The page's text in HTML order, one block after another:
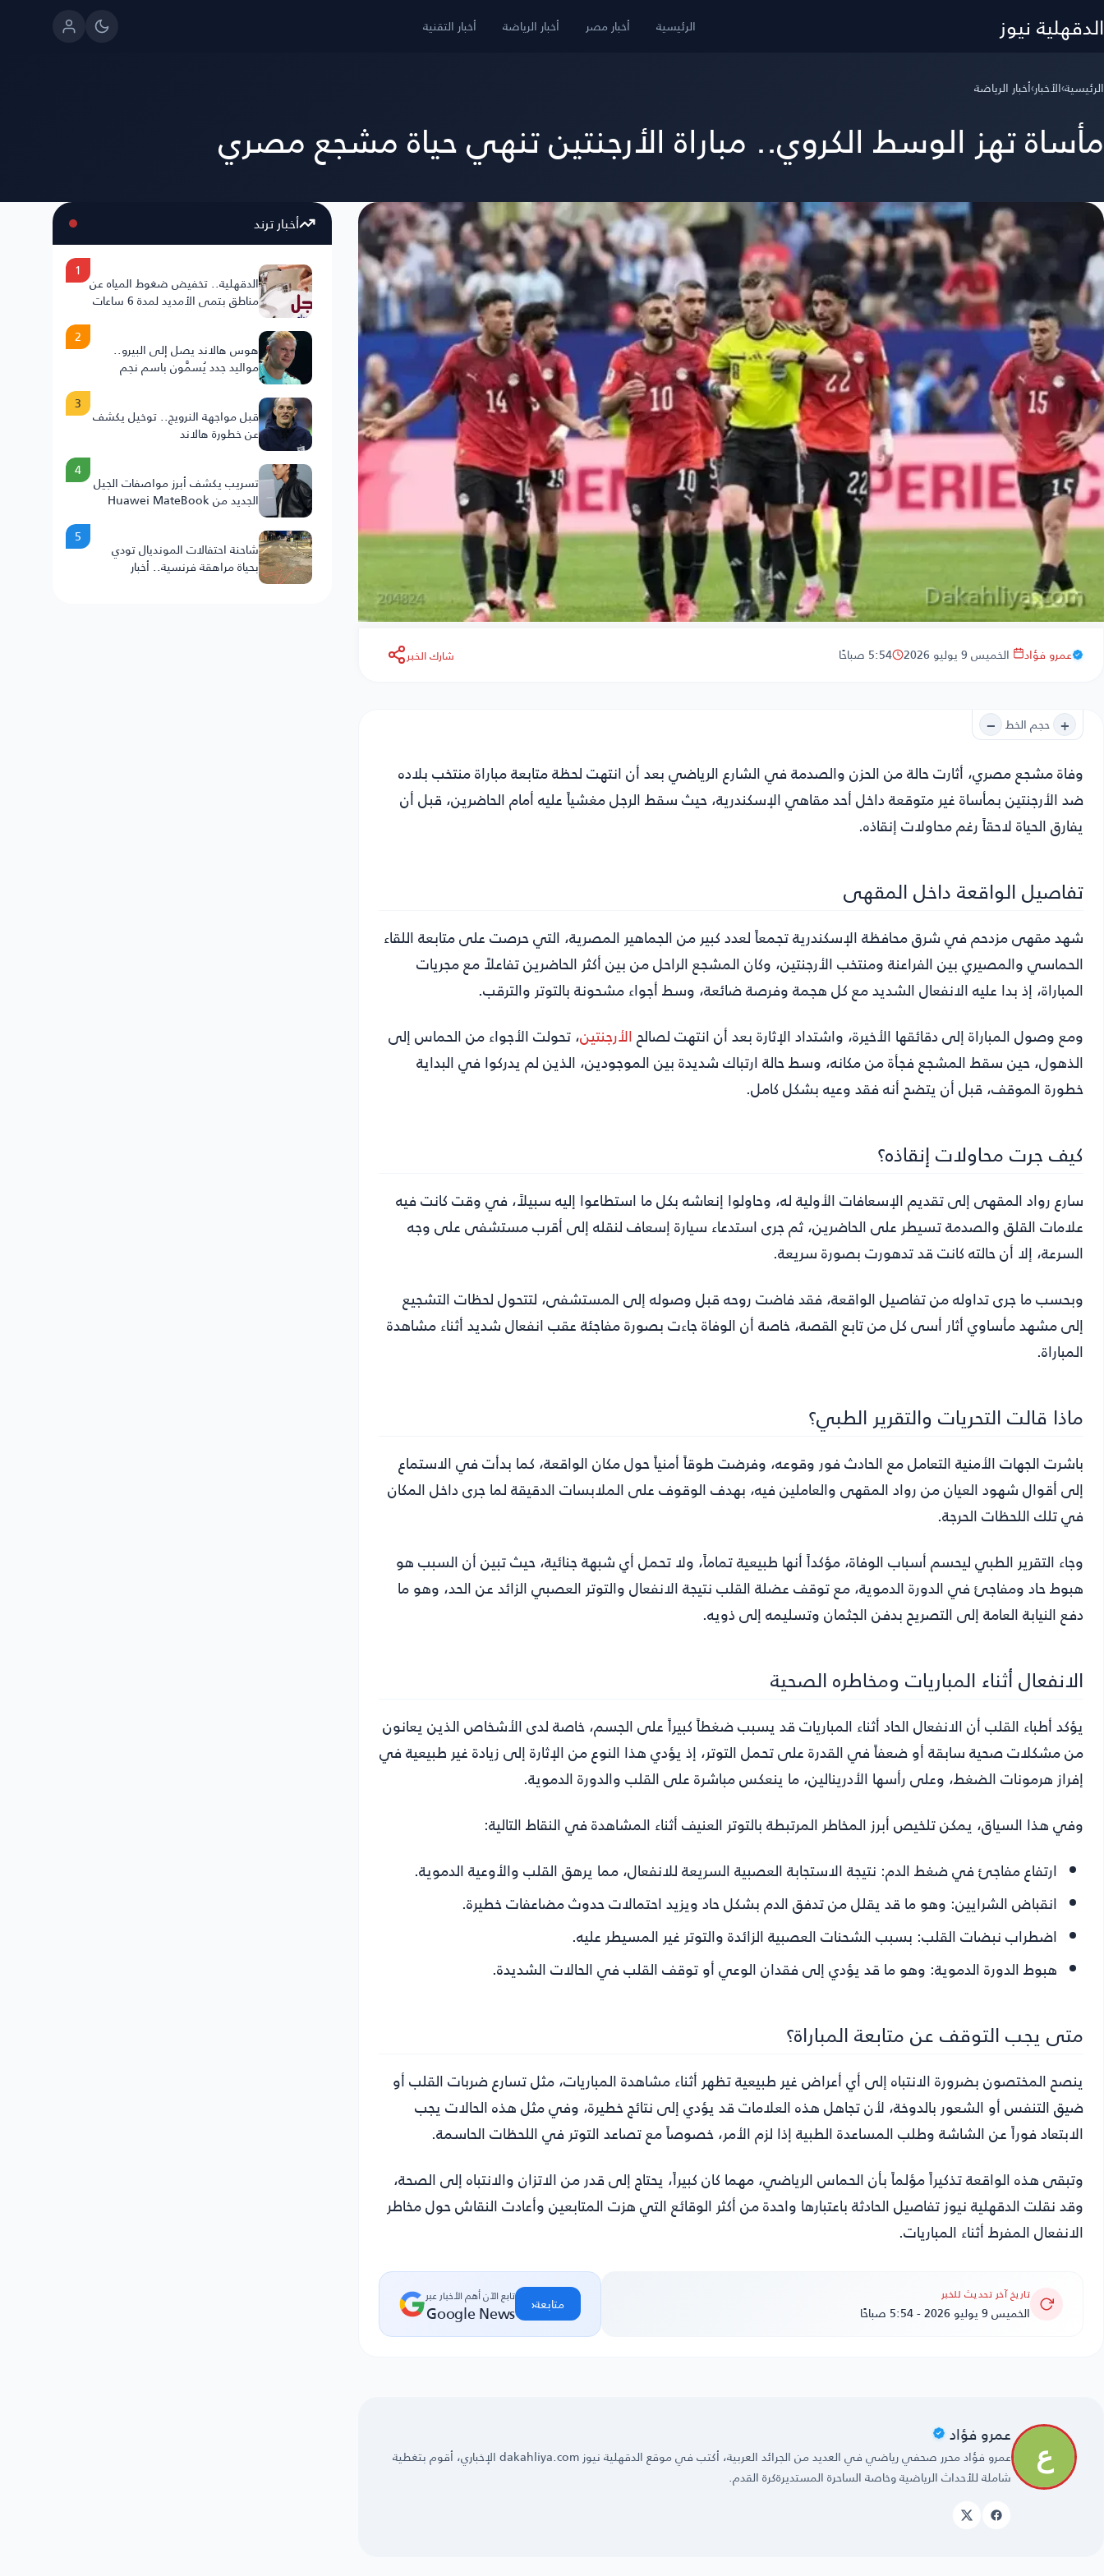
الدقهلية نيوز الرئيسية أخبار مصر أخبار الرياضة أخبار التقنية
الرئيسية›الأخبار›أخبار الرياضة
مأساة تهز الوسط الكروي.. مباراة الأرجنتين تنهي حياة مشجع مصري
عمرو فؤاد الخميس 9 يوليو 2026 5:54 صباحًا شارك الخبر
+ حجم الخط −
وفاة مشجع مصري، أثارت حالة من الحزن والصدمة في الشارع الرياضي بعد أن انتهت لحظة متابعة مباراة منتخب بلاده
ضد الأرجنتين بمأساة غير متوقعة داخل أحد مقاهي الإسكندرية، حيث سقط الرجل مغشياً عليه أمام الحاضرين، قبل أن
يفارق الحياة لاحقاً رغم محاولات إنقاذه.
تفاصيل الواقعة داخل المقهى
شهد مقهى مزدحم في شرق محافظة الإسكندرية تجمعاً لعدد كبير من الجماهير المصرية، التي حرصت على متابعة اللقاء
الحماسي والمصيري بين الفراعنة ومنتخب الأرجنتين، وكان المشجع الراحل من بين أكثر الحاضرين تفاعلاً مع مجريات
المباراة، إذ بدا عليه الانفعال الشديد مع كل هجمة وفرصة ضائعة، وسط أجواء مشحونة بالتوتر والترقب.
ومع وصول المباراة إلى دقائقها الأخيرة، واشتداد الإثارة بعد أن انتهت لصالحالأرجنتين، تحولت الأجواء من الحماس إلى
الذهول، حين سقط المشجع فجأة من مكانه، وسط حالة ارتباك شديدة بين الموجودين، الذين لم يدركوا في البداية
خطورة الموقف، قبل أن يتضح أنه فقد وعيه بشكل كامل.
كيف جرت محاولات إنقاذه؟
سارع رواد المقهى إلى تقديم الإسعافات الأولية له، وحاولوا إنعاشه بكل ما استطاعوا إليه سبيلاً، في وقت كانت فيه
علامات القلق والصدمة تسيطر على الحاضرين، ثم جرى استدعاء سيارة إسعاف لنقله إلى أقرب مستشفى على وجه
السرعة، إلا أن حالته كانت قد تدهورت بصورة سريعة.
وبحسب ما جرى تداوله من تفاصيل الواقعة، فقد فاضت روحه قبل وصوله إلى المستشفى، لتتحول لحظات التشجيع
إلى مشهد مأساوي أثار أسى كل من تابع القصة، خاصة أن الوفاة جاءت بصورة مفاجئة عقب انفعال شديد أثناء مشاهدة
المباراة.
ماذا قالت التحريات والتقرير الطبي؟
باشرت الجهات الأمنية التعامل مع الحادث فور وقوعه، وفرضت طوقاً أمنياً حول مكان الواقعة، كما بدأت في الاستماع
إلى أقوال شهود العيان من رواد المقهى والعاملين فيه، بهدف الوقوف على الملابسات الدقيقة لما جرى داخل المكان
في تلك اللحظات الحرجة.
وجاء التقرير الطبي ليحسم أسباب الوفاة، مؤكداً أنها طبيعية تماماً، ولا تحمل أي شبهة جنائية، حيث تبين أن السبب هو
هبوط حاد ومفاجئ في الدورة الدموية، مع توقف عضلة القلب نتيجة الانفعال والتوتر العصبي الزائد عن الحد، وهو ما
دفع النيابة العامة إلى التصريح بدفن الجثمان وتسليمه إلى ذويه.
الانفعال أثناء المباريات ومخاطره الصحية
يؤكد أطباء القلب أن الانفعال الحاد أثناء المباريات قد يسبب ضغطاً كبيراً على الجسم، خاصة لدى الأشخاص الذين يعانون
من مشكلات صحية سابقة أو ضعفاً في القدرة على تحمل التوتر، إذ يؤدي هذا النوع من الإثارة إلى زيادة غير طبيعية في
إفراز هرمونات الضغط، وعلى رأسها الأدرينالين، ما ينعكس مباشرة على القلب والدورة الدموية.
وفي هذا السياق، يمكن تلخيص أبرز المخاطر المرتبطة بالتوتر العنيف أثناء المشاهدة في النقاط التالية:
ارتفاع مفاجئ في ضغط الدم: نتيجة الاستجابة العصبية السريعة للانفعال، مما يرهق القلب والأوعية الدموية.
انقباض الشرايين: وهو ما قد يقلل من تدفق الدم بشكل حاد ويزيد احتمالات حدوث مضاعفات خطيرة.
اضطراب نبضات القلب: بسبب الشحنات العصبية الزائدة والتوتر غير المسيطر عليه.
هبوط الدورة الدموية: وهو ما قد يؤدي إلى فقدان الوعي أو توقف القلب في الحالات الشديدة.
متى يجب التوقف عن متابعة المباراة؟
ينصح المختصون بضرورة الانتباه إلى أي أعراض غير طبيعية تظهر أثناء مشاهدة المباريات، مثل تسارع ضربات القلب أو
ضيق التنفس أو الشعور بالدوخة، لأن تجاهل هذه العلامات قد يؤدي إلى نتائج خطيرة، وفي مثل هذه الحالات يجب
الابتعاد فوراً عن الشاشة وطلب المساعدة الطبية إذا لزم الأمر، خصوصاً مع تصاعد التوتر في اللحظات الحاسمة.
وتبقى هذه الواقعة تذكيراً مؤلماً بأن الحماس الرياضي، مهما كان كبيراً، يحتاج إلى قدر من الاتزان والانتباه إلى الصحة،
وقد نقلتالدقهلية نيوزتفاصيل الحادثة باعتبارها واحدة من أكثر الوقائع التي هزت المتابعين وأعادت النقاش حول مخاطر
الانفعال المفرط أثناء المباريات.
تاريخ آخر تحديث للخبر
الخميس 9 يوليو 2026 - 5:54 صباحًا
تابع الآن أهم الأخبار عبر
Google News متابعة‹
عمرو فؤاد
عمرو فؤاد ‏محرر صحفي رياضي في العديد من الجرائد العربية، أكتب في موقع الدقهلية نيوز dakahliya.com الإخباري، أقوم بتغطية
شاملة للأحداث الرياضية وخاصة الساحرة المستديرةكرة القدم.
أخبار ترند
الدقهلية.. تخفيض ضغوط المياه عن
مناطق بتمي الأمديد لمدة 6 ساعات
1
هوس هالاند يصل إلى البيرو..
مواليد جدد يُسمَّون باسم نجم
2
قبل مواجهة النرويج.. توخيل يكشف
عن خطورة هالاند
3
تسريب يكشف أبرز مواصفات الجيل
الجديد من Huawei MateBook
4
شاحنة احتفالات المونديال تودي
بحياة مراهقة فرنسية.. أخبار
5